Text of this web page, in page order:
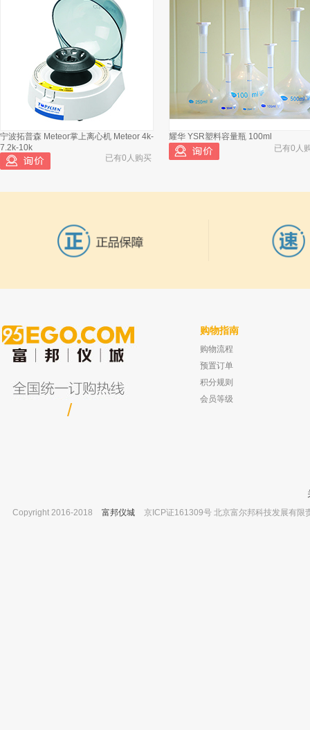
宁波拓普森 Meteor掌上离心机 Meteor 4k-
7.2k-10k
已有0人购买
耀华 YSR塑料容量瓶 100ml
已有0人
上海岛津 AA-6600/6700/6800原子吸收分
光光度计配件 产品编号206-502
坛墨质检 丙酮中敌敌畏溶液标准物质,
书 1000ug/ml
/
购物指南
购物流程
预置订单
积分规则
会员等级
Copyright 2016-2018
富邦仪城 京ICP证161309号 北京富尔邦科技发展有